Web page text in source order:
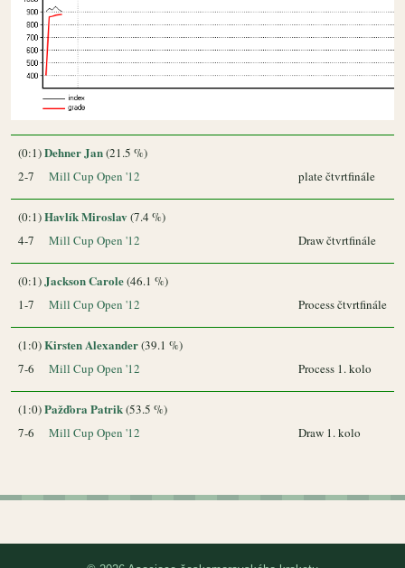
(0:1)Dehner Jan(21.5 %)
2-7
Mill Cup Open '12 plate čtvrtfinále
(0:1)Havlík Miroslav (7.4 %)
4-7
Mill Cup Open '12 Draw čtvrtfinále
(0:1)Jackson Carole(46.1 %)
1-7
Mill Cup Open '12 Process čtvrtfinále
(1:0)Kirsten Alexander(39.1 %)
7-6
Mill Cup Open '12 Process 1. kolo
(1:0)Pažďora Patrik(53.5 %)
7-6
Mill Cup Open '12 Draw 1. kolo